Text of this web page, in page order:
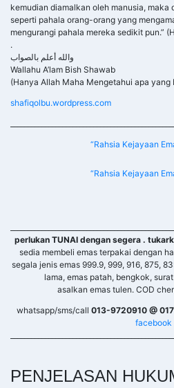
kemudian diamalkan oleh manusia, maka
seperti pahala orang-orang yang
mengurangi pahala mereka sedikit pun.”
.
والله أعلم بالصواب
Wallahu A’lam Bish Shawab
(Hanya Allah Maha Mengetahui apa yang
shafiqolbu.wordpress.com
“Rahsia Kejayaan
“Rahsia Kejayaan
perlukan TUNAI dengan segera .
sedia membeli emas terpakai dengan
segala jenis emas 999.9, 999, 916, 875,
lama, emas patah, bengkok,
asalkan emas tulen. COD
whatsapp/sms/call 013-9720910 @
facebook
PENJELASAN